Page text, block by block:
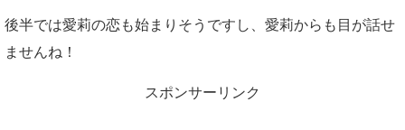
後半では愛莉の恋も始まりそうですし、愛莉からも目が話せ
ませんね！
スポンサーリンク